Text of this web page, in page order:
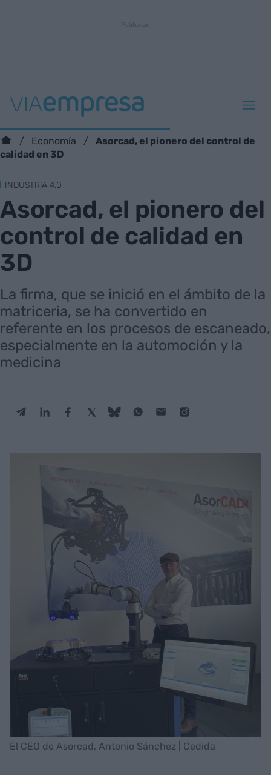
Economía
Asorcad, el pionero del control de
calidad en 3D
INDUSTRIA 4.0
Asorcad, el pionero del
control de calidad en
3D
La firma, que se inició en el ámbito de la
matriceria, se ha convertido en
referente en los procesos de escaneado,
especialmente en la automoción y la
medicina
El CEO de Asorcad, Antonio Sánchez | Cedida